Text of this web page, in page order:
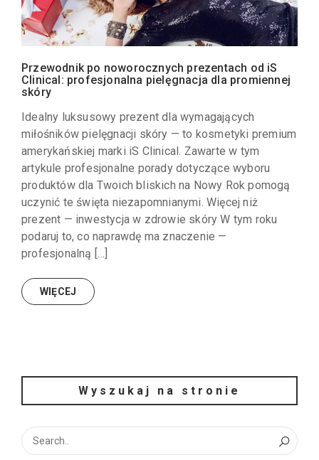
Przewodnik po noworocznych prezentach od iS
Clinical: profesjonalna pielęgnacja dla promiennej
skóry
Idealny luksusowy prezent dla wymagających
miłośników pielęgnacji skóry — to kosmetyki premium
amerykańskiej marki iS Clinical. Zawarte w tym
artykule profesjonalne porady dotyczące wyboru
produktów dla Twoich bliskich na Nowy Rok pomogą
uczynić te święta niezapomnianymi. Więcej niż
prezent — inwestycja w zdrowie skóry W tym roku
podaruj to, co naprawdę ma znaczenie —
profesjonalną […]
WIĘCEJ
Wyszukaj na stronie